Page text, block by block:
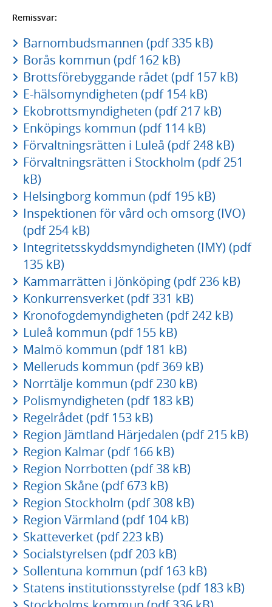
Remissvar:
Barnombudsmannen (pdf 335 kB)
Borås kommun (pdf 162 kB)
Brottsförebyggande rådet (pdf 157 kB)
E-hälsomyndigheten (pdf 154 kB)
Ekobrottsmyndigheten (pdf 217 kB)
Enköpings kommun (pdf 114 kB)
Förvaltningsrätten i Luleå (pdf 248 kB)
Förvaltningsrätten i Stockholm (pdf 251
kB)
Helsingborg kommun (pdf 195 kB)
Inspektionen för vård och omsorg (IVO)
(pdf 254 kB)
Integritetsskyddsmyndigheten (IMY) (pdf
135 kB)
Kammarrätten i Jönköping (pdf 236 kB)
Konkurrensverket (pdf 331 kB)
Kronofogdemyndigheten (pdf 242 kB)
Luleå kommun (pdf 155 kB)
Malmö kommun (pdf 181 kB)
Melleruds kommun (pdf 369 kB)
Norrtälje kommun (pdf 230 kB)
Polismyndigheten (pdf 183 kB)
Regelrådet (pdf 153 kB)
Region Jämtland Härjedalen (pdf 215 kB)
Region Kalmar (pdf 166 kB)
Region Norrbotten (pdf 38 kB)
Region Skåne (pdf 673 kB)
Region Stockholm (pdf 308 kB)
Region Värmland (pdf 104 kB)
Skatteverket (pdf 223 kB)
Socialstyrelsen (pdf 203 kB)
Sollentuna kommun (pdf 163 kB)
Statens institutionsstyrelse (pdf 183 kB)